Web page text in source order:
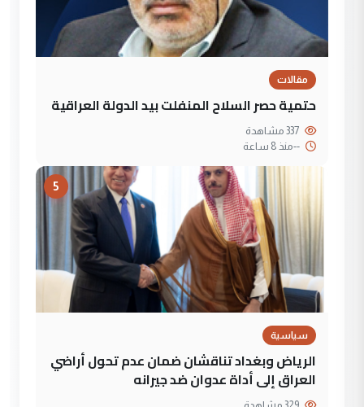
مقالات
حتمية حصر السلاح المنفلت بيد الدولة العراقية
--منذ 8 ساعة
5
سياسية
الرياض وبغداد تناقشان ضمان عدم تحول أراضي
العراق إلى أداة عدوان ضد جيرانه